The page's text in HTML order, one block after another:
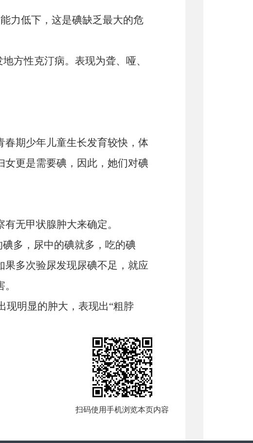
力低下，这是碘缺乏最大的危
方性克汀病。表现为聋、哑、
期少年儿童生长发育较快，体
女更是需要碘，因此，她们对碘
无甲状腺肿大来确定。
多，尿中的碘就多，吃的碘
多次验尿发现尿碘不足，就应
现明显的肿大，表现出“粗脖
扫码使用手机浏览本页内容